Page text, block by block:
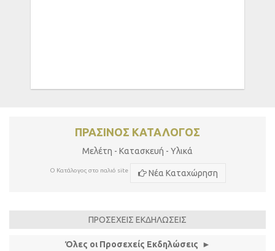
ΠΡΑΣΙΝΟΣ ΚΑΤΑΛΟΓΟΣ
Μελέτη - Κατασκευή - Υλικά
Ο Κατάλογος στο παλιό site Νέα Καταχώρηση
ΠΡΟΣΕΧΕΙΣ ΕΚΔΗΛΩΣΕΙΣ
Όλες οι Προσεχείς Εκδηλώσεις ►